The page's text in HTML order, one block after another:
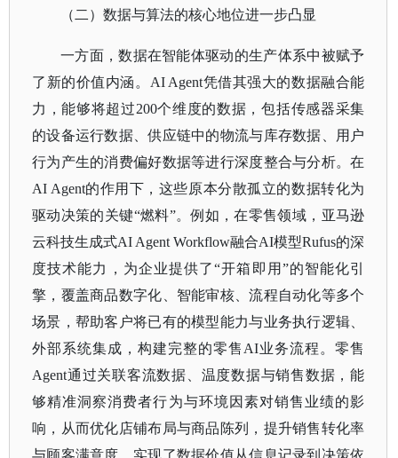
（二）数据与算法的核心地位进一步凸显
一方面，数据在智能体驱动的生产体系中被赋予
了新的价值内涵。 AI Agent凭借其强大的数据融合能
力，能够将超过200个维度的数据，包括传感器采集
的设备运行数据、供应链中的物流与库存数据、用户
行为产生的消费偏好数据等进行深度整合与分析。在
AI Agent的作用下，这些原本分散孤立的数据转化为
驱动决策的关键“燃料”。例如，在零售领域，亚马逊
云科技生成式AI Agent Workflow融合AI模型Rufus的深
度技术能力，为企业提供了“开箱即用”的智能化引
擎，覆盖商品数字化、智能审核、流程自动化等多个
场景，帮助客户将已有的模型能力与业务执行逻辑、
外部系统集成，构建完整的零售AI业务流程。零售
Agent通过关联客流数据、温度数据与销售数据，能
够精准洞察消费者行为与环境因素对销售业绩的影
响，从而优化店铺布局与商品陈列，提升销售转化率
与顾客满意度，实现了数据价值从信息记录到决策依